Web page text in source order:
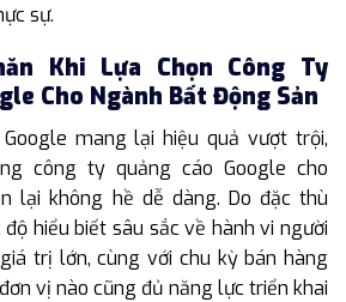
sự.
Khi Lựa Chọn Công Ty
Cho Ngành Bất Động Sản
mang lại hiệu quả vượt trội,
công ty quảng cáo Google cho
lại không hề dễ dàng. Do đặc thù
hiểu biết sâu sắc về hành vi người
trị lớn, cùng với chu kỳ bán hàng
vị nào cũng đủ năng lực triển khai